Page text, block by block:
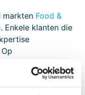
markten Food &
. Enkele klanten die
Op